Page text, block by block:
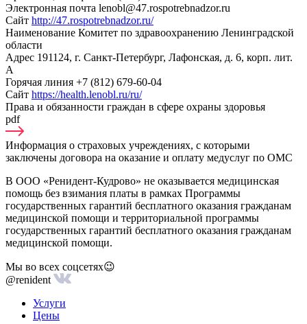
Электронная почта lenobl@47.rospotrebnadzor.ru
Сайт http://47.rospotrebnadzor.ru/
Наименование Комитет по здравоохранению Ленинградской
области
Адрес 191124, г. Санкт-Петербург, Лафонская, д. 6, корп. лит.
А
Горячая линия +7 (812) 679-60-04
Сайт https://health.lenobl.ru/ru/
Права и обязанности граждан в сфере охраны здоровья
pdf
Информация о страховых учреждениях, с которыми
заключены договора на оказание и оплату медуслуг по ОМС
В ООО «Ренидент-Кудрово» не оказывается медицинская
помощь без взимания платы в рамках Программы
государственных гарантий бесплатного оказания гражданам
медицинской помощи и территориальной программы
государственных гарантий бесплатного оказания гражданам
медицинской помощи.
Мы во всех соцсетях😉
@renident
Услуги
Цены